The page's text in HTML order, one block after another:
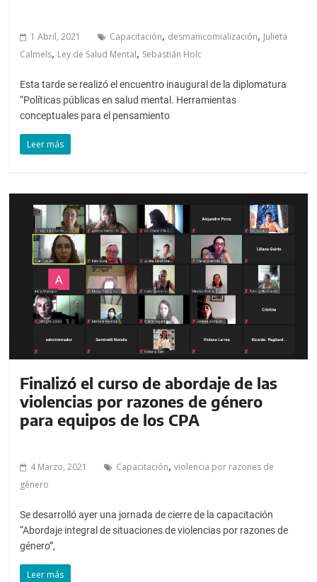
1 Abril, 2021 Capacitación, desmanicomialización, Julieta
Calmels, Ley de Salud Mental, Sebastián Holc
Esta tarde se realizó el encuentro inaugural de la diplomatura
“Políticas públicas en salud mental. Herramientas
conceptuales para el pensamiento
Leer más
Finalizó el curso de abordaje de las
violencias por razones de género
para equipos de los CPA
4 Marzo, 2021 Capacitación,violencia por razones de
género
Se desarrolló ayer una jornada de cierre de la capacitación
“Abordaje integral de situaciones de violencias por razones de
género”,
Leer más